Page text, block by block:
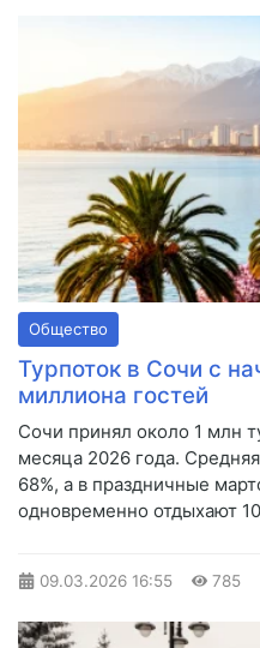
Общество
Турпоток в Сочи с
миллиона гостей
Сочи принял около 1 млн
месяца 2026 года.
68%, а в праздничные
одновременно отдыхают
09.03.2026 16:55 785